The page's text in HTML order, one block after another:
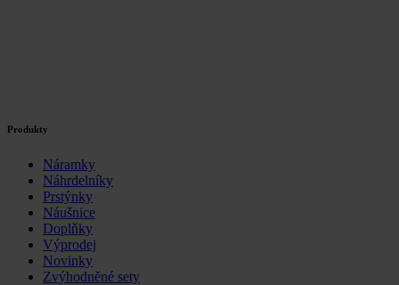
Produkty
Náramky
Náhrdelníky
Prstýnky
Náušnice
Doplňky
Výprodej
Novinky
Zvýhodněné sety